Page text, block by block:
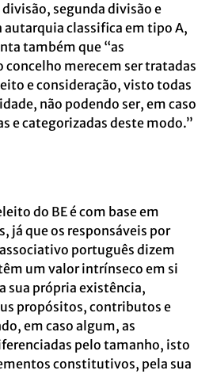
segunda divisão e
autarquia classifica em tipo A,
também que “as
concelho merecem ser tratadas
e consideração, visto todas
não podendo ser, em caso
e categorizadas deste modo.”
do BE é com base em
já que os responsáveis por
português dizem
um valor intrínseco em si
sua própria existência,
propósitos, contributos e
em caso algum, as
pelo tamanho, isto
constitutivos, pela sua